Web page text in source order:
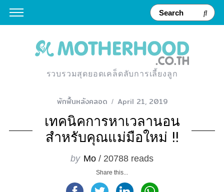
รวบรวมสุดยอดเคล็ดลับการเลี้ยงลูก
พักฟื้นหลังคลอด April 21, 2019
เทคนิคการหาเวลานอน
สำหรับคุณแม่มือใหม่ !!
by Mo / 20788 reads
Share this...